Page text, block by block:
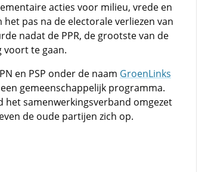
acties voor milieu, vrede en
pas na de electorale verliezen van
nadat de PPR, de grootste van de
voort te gaan.
en PSP onder de naam GroenLinks
gemeenschappelijk programma.
het samenwerkingsverband omgezet
de oude partijen zich op.